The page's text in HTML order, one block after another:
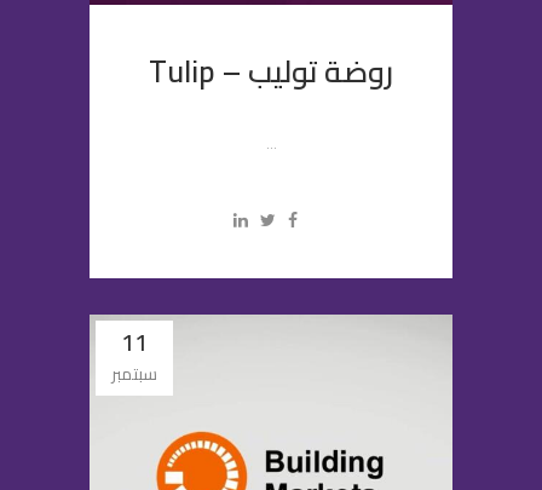
روضة توليب – Tulip
...
11
سبتمبر